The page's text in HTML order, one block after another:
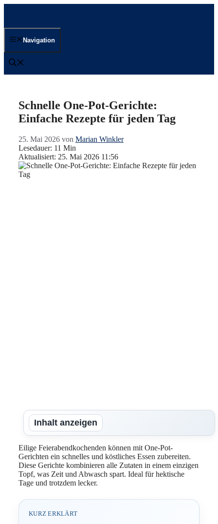
Navigation
Schnelle One-Pot-Gerichte:
Einfache Rezepte für jeden Tag
25. Mai 2026 von Marian Winkler
Lesedauer: 11 Min
Aktualisiert: 25. Mai 2026 11:56
Inhalt anzeigen
Eilige Feierabendkochenden können mit One-Pot-
Gerichten ein schnelles und köstliches Essen zubereiten.
Diese Gerichte kombinieren alle Zutaten in einem einzigen
Topf, was Zeit und Abwasch spart. Ideal für hektische
Tage und trotzdem lecker.
KURZ ERKLÄRT